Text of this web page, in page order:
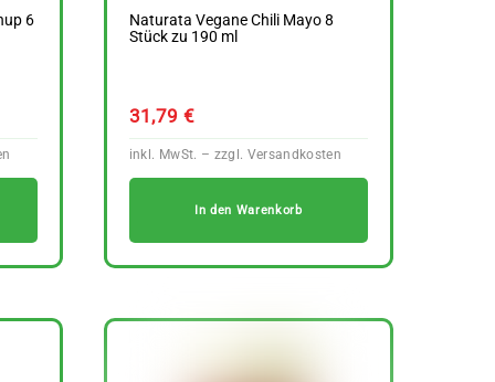
6
Naturata Vegane Chili Mayo 8
Stück zu 190 ml
31,79 €
In den Warenkorb